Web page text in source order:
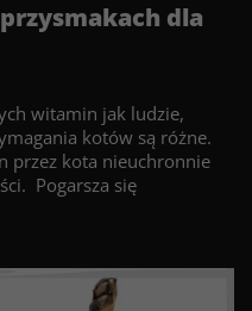
dla
witamin jak ludzie,
kotów są różne.
przez kota nieuchronnie
Pogarsza się